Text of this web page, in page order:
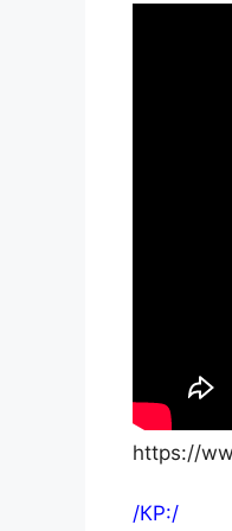
https://
/КР:/